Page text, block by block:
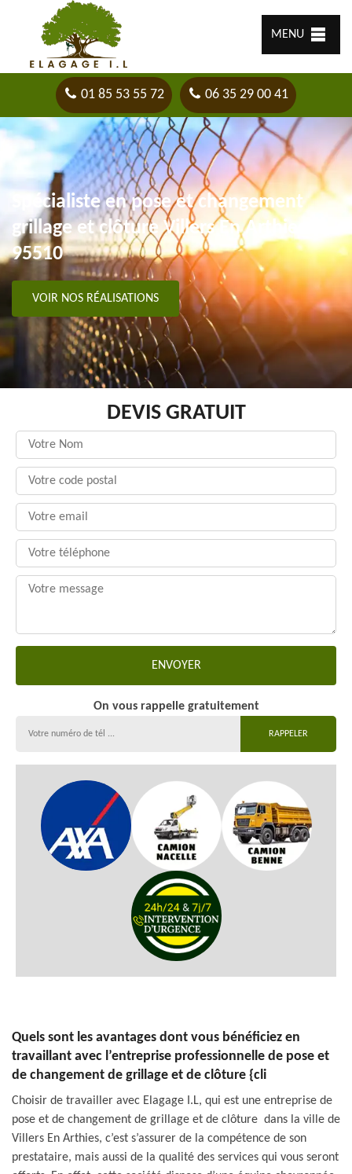
MENU
01 85 53 55 72 06 35 29 00 41
Spécialiste en pose et changement
grillage et clôture Villers En Arthies
95510
VOIR NOS RÉALISATIONS
DEVIS GRATUIT
On vous rappelle gratuitement
Quels sont les avantages dont vous bénéficiez en
travaillant avec l’entreprise professionnelle de pose et
de changement de grillage et de clôture {cli
Choisir de travailler avec Elagage I.L, qui est une entreprise de
pose et de changement de grillage et de clôture dans la ville de
Villers En Arthies, c’est s’assurer de la compétence de son
prestataire, mais aussi de la qualité des services qui vous seront